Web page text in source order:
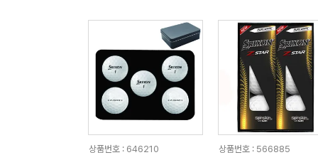
상품번호 : 646210
상품번호 : 566885